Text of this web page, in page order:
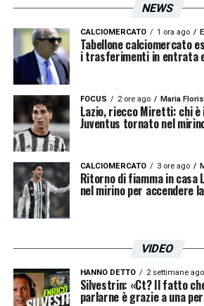
NEWS
CALCIOMERCATO 1 ora ago
Tabellone calciomercato
i trasferimenti in entrata
FOCUS 2 ore ago Maria Floris
Lazio, riecco Miretti: chi è
Juventus tornato nel
CALCIOMERCATO 3 ore ago
Ritorno di fiamma in casa
nel mirino per accendere
VIDEO
HANNO DETTO 2 settimane ago
Silvestrin: «Ct? Il fatto
parlarne è grazie a una